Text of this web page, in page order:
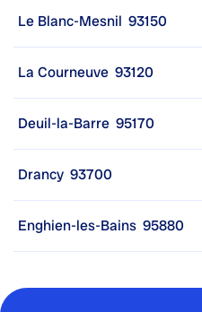
Le Blanc-Mesnil 93150
La Courneuve 93120
Deuil-la-Barre 95170
Drancy 93700
Enghien-les-Bains 95880